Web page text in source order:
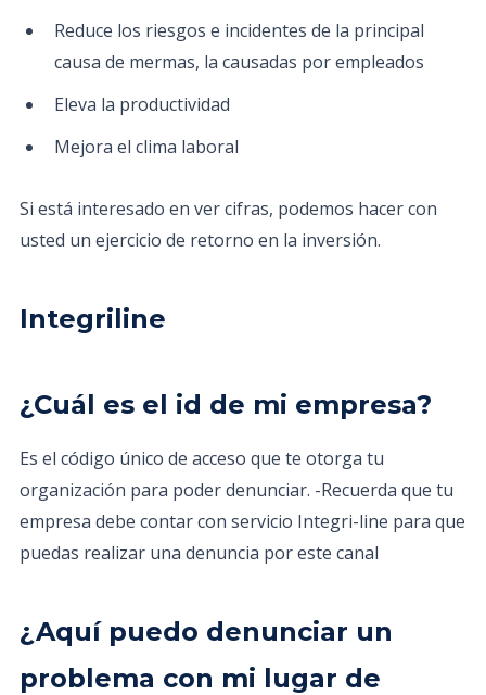
Reduce los riesgos e incidentes de la principal
causa de mermas, la causadas por empleados
Eleva la productividad
Mejora el clima laboral
Si está interesado en ver cifras, podemos hacer con
usted un ejercicio de retorno en la inversión.
Integriline
¿Cuál es el id de mi empresa?
Es el código único de acceso que te otorga tu
organización para poder denunciar. -Recuerda que tu
empresa debe contar con servicio Integri-line para que
puedas realizar una denuncia por este canal
¿Aquí puedo denunciar un
problema con mi lugar de